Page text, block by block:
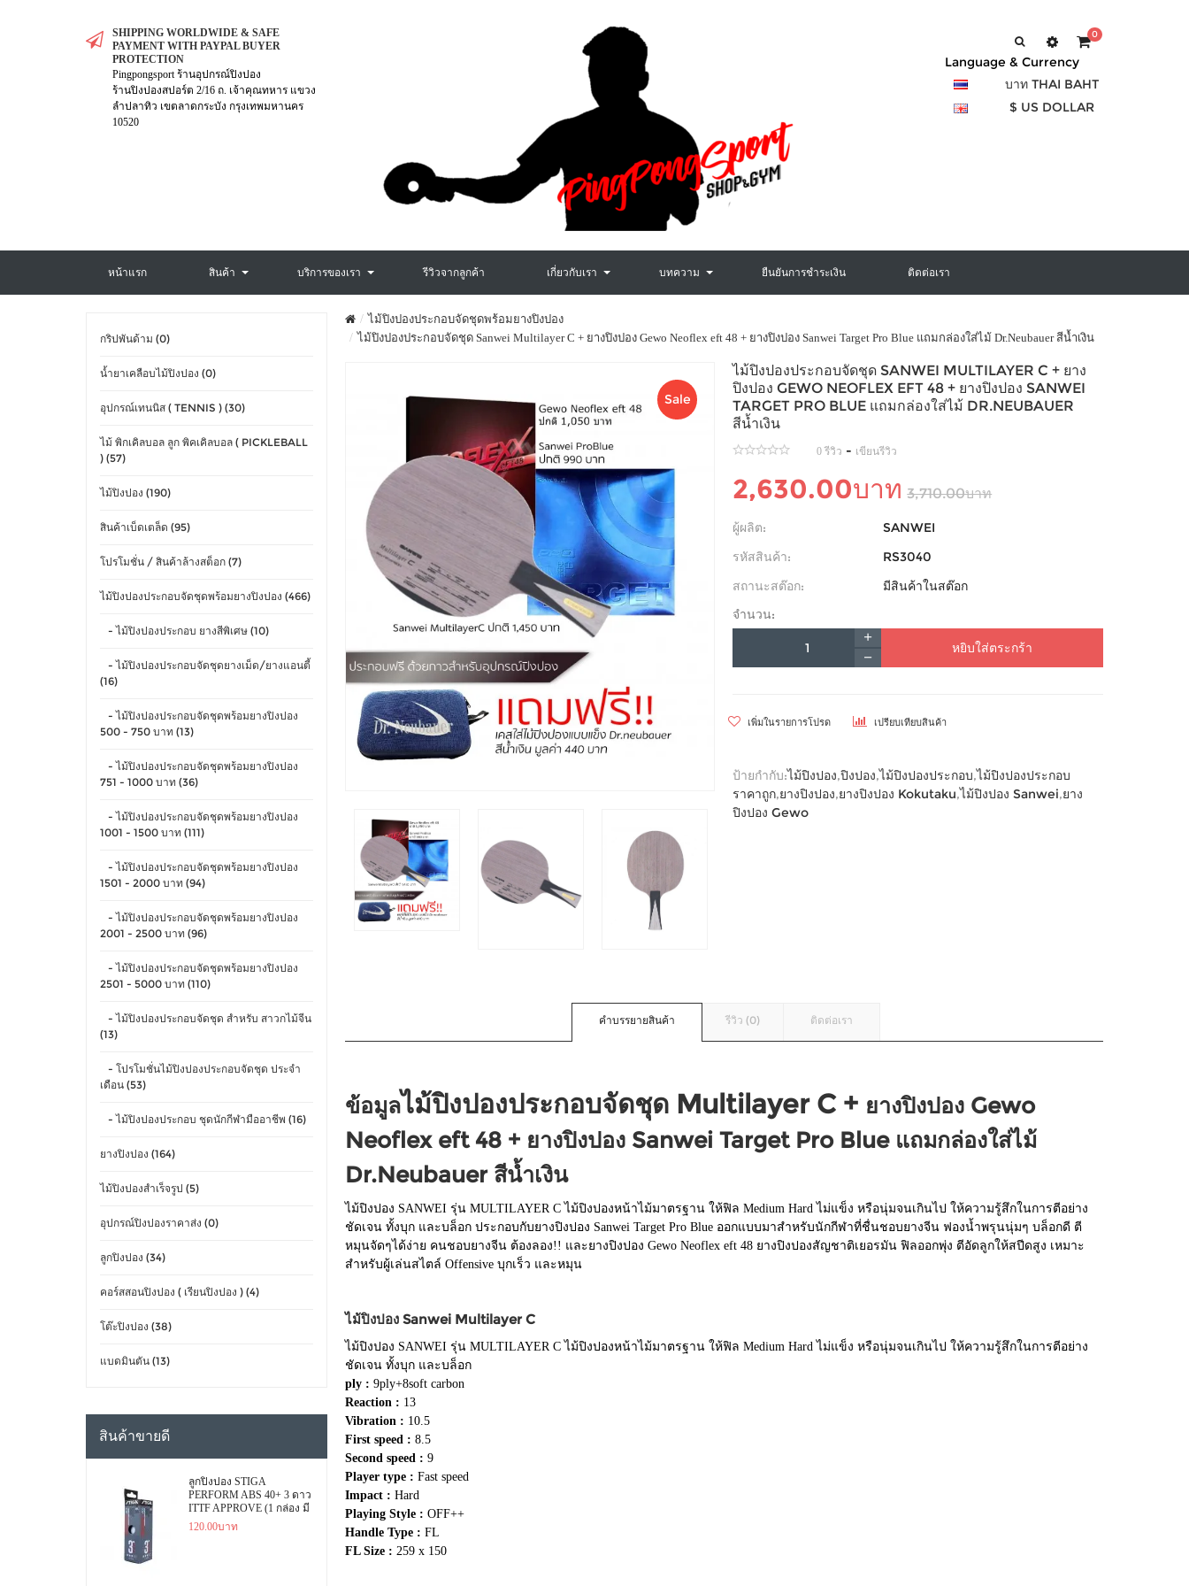
SHIPPING WORLDWIDE & SAFE
PAYMENT WITH PAYPAL BUYER
PROTECTION
Pingpongsport ร้านอุปกรณ์ปิงปอง
ร้านปิงปองสปอร์ต 2/16 ถ. เจ้าคุณทหาร แขวง
ลำปลาทิว เขตลาดกระบัง กรุงเทพมหานคร
10520
0
Language & Currency
บาท THAI BAHT
$ US DOLLAR
หน้าแรก สินค้า บริการของเรา รีวิวจากลูกค้า เกี่ยวกับเรา บทความ ยืนยันการชำระเงิน ติดต่อเรา
กริปพันด้าม (0)
น้ำยาเคลือบไม้ปิงปอง (0)
อุปกรณ์เทนนิส ( TENNIS ) (30)
ไม้ พิกเคิลบอล ลูก พิคเคิลบอล ( PICKLEBALL
) (57)
ไม้ปิงปอง (190)
สินค้าเบ็ดเตล็ด (95)
โปรโมชั่น / สินค้าล้างสต็อก (7)
ไม้ปิงปองประกอบจัดชุดพร้อมยางปิงปอง (466)
- ไม้ปิงปองประกอบ ยางสีพิเศษ (10)
- ไม้ปิงปองประกอบจัดชุดยางเม็ด/ยางแอนตี้
(16)
- ไม้ปิงปองประกอบจัดชุดพร้อมยางปิงปอง
500 - 750 บาท (13)
- ไม้ปิงปองประกอบจัดชุดพร้อมยางปิงปอง
751 - 1000 บาท (36)
- ไม้ปิงปองประกอบจัดชุดพร้อมยางปิงปอง
1001 - 1500 บาท (111)
- ไม้ปิงปองประกอบจัดชุดพร้อมยางปิงปอง
1501 - 2000 บาท (94)
- ไม้ปิงปองประกอบจัดชุดพร้อมยางปิงปอง
2001 - 2500 บาท (96)
- ไม้ปิงปองประกอบจัดชุดพร้อมยางปิงปอง
2501 - 5000 บาท (110)
- ไม้ปิงปองประกอบจัดชุด สำหรับ สาวกไม้จีน
(13)
- โปรโมชั่นไม้ปิงปองประกอบจัดชุด ประจำ
เดือน (53)
- ไม้ปิงปองประกอบ ชุดนักกีฬามืออาชีพ (16)
ยางปิงปอง (164)
ไม้ปิงปองสำเร็จรูป (5)
อุปกรณ์ปิงปองราคาส่ง (0)
ลูกปิงปอง (34)
คอร์สสอนปิงปอง ( เรียนปิงปอง ) (4)
โต๊ะปิงปอง (38)
แบดมินตัน (13)
สินค้าขายดี
ลูกปิงปอง STIGA
PERFORM ABS 40+ 3 ดาว
ITTF APPROVE (1 กล่อง มี
3 ลูก)
120.00บาท
ไม้ปิงปองประกอบจัดชุดพร้อมยางปิงปอง
ไม้ปิงปองประกอบจัดชุด Sanwei Multilayer C + ยางปิงปอง Gewo Neoflex eft 48 + ยางปิงปอง Sanwei Target Pro Blue แถมกล่องใส่ไม้ Dr.Neubauer สีน้ำเงิน
Sale
ไม้ปิงปองประกอบจัดชุด SANWEI MULTILAYER C + ยาง
ปิงปอง GEWO NEOFLEX EFT 48 + ยางปิงปอง SANWEI
TARGET PRO BLUE แถมกล่องใส่ไม้ DR.NEUBAUER
สีน้ำเงิน
0 รีวิว - เขียนรีวิว
2,630.00บาท 3,710.00บาท
ผู้ผลิต:
SANWEI
รหัสสินค้า:
RS3040
สถานะสต๊อก:
มีสินค้าในสต๊อก
จำนวน:
หยิบใส่ตระกร้า
เพิ่มในรายการโปรด เปรียบเทียบสินค้า
ป้ายกำกับ:ไม้ปิงปอง,ปิงปอง,ไม้ปิงปองประกอบ,ไม้ปิงปองประกอบ
ราคาถูก,ยางปิงปอง,ยางปิงปอง Kokutaku,ไม้ปิงปอง Sanwei,ยาง
ปิงปอง Gewo
คำบรรยายสินค้า รีวิว (0) ติดต่อเรา
ข้อมูลไม้ปิงปองประกอบจัดชุด Multilayer C + ยางปิงปอง Gewo
Neoflex eft 48+ ยางปิงปอง Sanwei Target Pro Blue แถมกล่องใส่ไม้
Dr.Neubauer สีน้ำเงิน
ไม้ปิงปอง SANWEI รุ่น MULTILAYER C ไม้ปิงปองหน้าไม้มาตรฐาน ให้ฟิล Medium Hard ไม่แข็ง หรือนุ่มจนเกินไป ให้ความรู้สึกในการตีอย่าง
ชัดเจน ทั้งบุก และบล็อก ประกอบกับยางปิงปอง Sanwei Target Pro Blue ออกแบบมาสำหรับนักกีฬาที่ชื่นชอบยางจีน ฟองน้ำพรุนนุ่มๆ บล็อกดี ตี
หมุนจัดๆได้ง่าย คนชอบยางจีน ต้องลอง!! และยางปิงปอง Gewo Neoflex eft 48 ยางปิงปองสัญชาติเยอรมัน ฟิลออกพุ่ง ตีอัดลูกให้สปีดสูง เหมาะ
สำหรับผู้เล่นสไตล์ Offensive บุกเร็ว และหมุน
ไม้ปิงปอง Sanwei Multilayer C
ไม้ปิงปอง SANWEI รุ่น MULTILAYER C ไม้ปิงปองหน้าไม้มาตรฐาน ให้ฟิล Medium Hard ไม่แข็ง หรือนุ่มจนเกินไป ให้ความรู้สึกในการตีอย่าง
ชัดเจน ทั้งบุก และบล็อก
ply : 9ply+8soft carbon
Reaction : 13
Vibration : 10.5
First speed : 8.5
Second speed : 9
Player type : Fast speed
Impact : Hard
Playing Style : OFF++
Handle Type : FL
FL Size : 259 x 150